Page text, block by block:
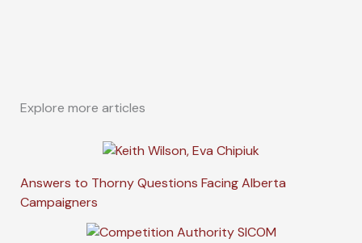
Explore more articles
Answers to Thorny Questions Facing Alberta
Campaigners